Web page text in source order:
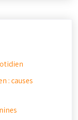
: causes